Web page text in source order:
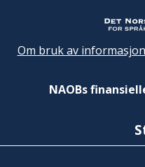
Om bruk av
NAOBs